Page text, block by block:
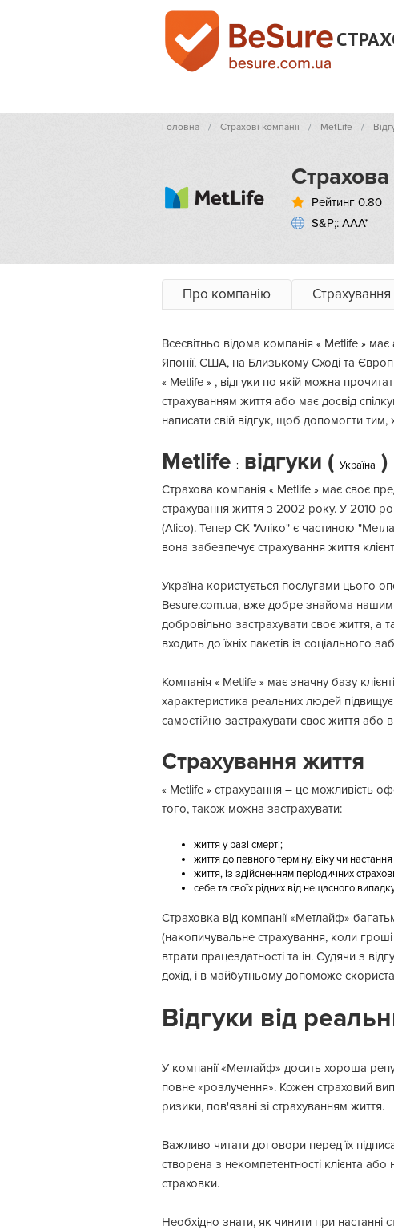
Головна Страхові компанії MetLife
Рейтинг 0.80
S&P;: ААА*
Про компанію Страхування
Всесвітньо відома компанія « Metlife » має
Японії, США, на Близькому Сході та
« Metlife » , відгуки по якій можна
страхуванням життя або має досвід
написати свій відгук, щоб допомогти тим,
Metlife : відгуки ( Україна )
Страхова компанія « Metlife » має своє
страхування життя з 2002 року. У 2010
(Alico). Тепер СК "Аліко" є частиною
вона забезпечує страхування життя
Україна користується послугами цього
Besure.com.ua, вже добре знайома нашим
добровільно застрахувати своє життя, а
входить до їхніх пакетів із соціального
Компанія « Metlife » має значну базу
характеристика реальних людей підвищує
самостійно застрахувати своє життя
Страхування життя
« Metlife » страхування – це можливість
того, також можна застрахувати:
життя у разі смерті;
життя до певного терміну, віку чи настання
життя, із здійсненням періодичних
себе та своїх рідних від нещасного
Страховка від компанії «Метлайф»
(накопичувальне страхування, коли
втрати працездатності та ін. Судячи з
дохід, і в майбутньому допоможе
Відгуки від
У компанії «Метлайф» досить хороша
повне «розлучення». Кожен страховий
ризики, пов'язані зі страхуванням життя.
Важливо читати договори перед їх
створена з некомпетентності клієнта
страховки.
Необхідно знати, як чинити при настанні